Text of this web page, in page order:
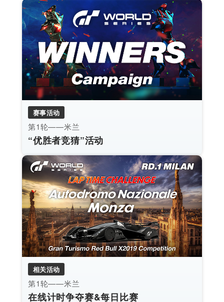
赛事活动
第1轮——米兰
“优胜者竞猜”活动
相关活动
第1轮——米兰
在线计时争夺赛&每日比赛